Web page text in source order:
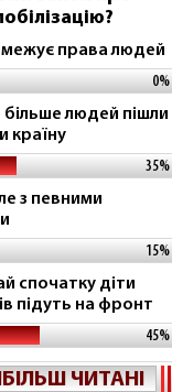
права людей
0%
людей пішли
країну
35%
з певними
15%
спочатку діти
підуть на фронт
45%
ЧИТАНІ